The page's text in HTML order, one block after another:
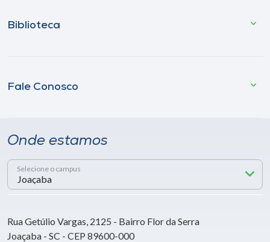
Biblioteca
Fale Conosco
Onde estamos
Selecione o campus
Rua Getúlio Vargas, 2125 - Bairro Flor da Serra
Joaçaba - SC - CEP 89600-000